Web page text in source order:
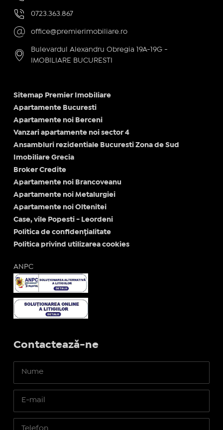
0723.363.867
office@premierimobiliare.ro
Bulevardul Alexandru Obregia 19A-19G -
IMOBILIARE BUCURESTI
Sitemap Premier Imobiliare
Apartamente Bucuresti
Apartamente noi Berceni
Vanzari apartamente noi sector 4
Ansambluri rezidentiale Bucuresti Zona de Sud
Imobiliare Grecia
Broker Credite
Apartamente noi Brancoveanu
Apartamente noi Metalurgiei
Apartamente noi Oltenitei
Case, vile Popesti - Leordeni
Politica de confidențialitate
Politica privind utilizarea cookies
ANPC
Contactează-ne